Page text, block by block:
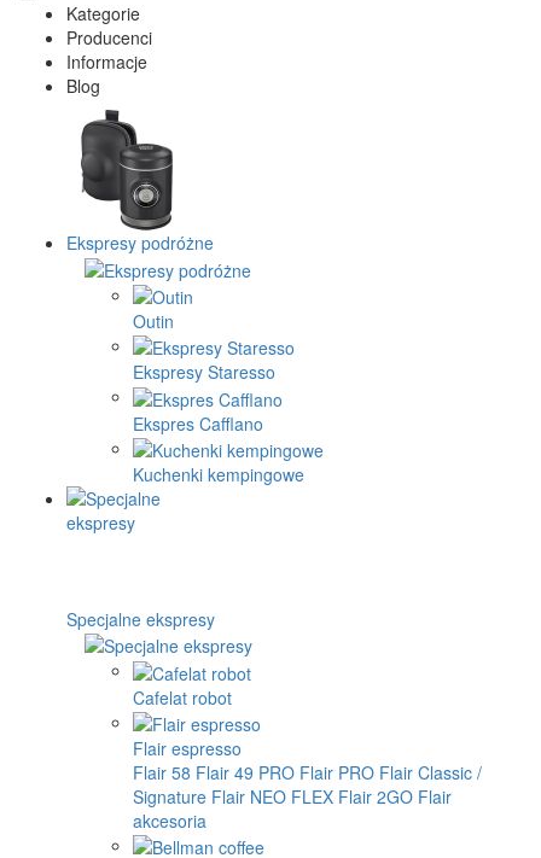
Kategorie
Producenci
Informacje
Blog
Ekspresy podróżne
Outin
Ekspresy Staresso
Ekspres Cafflano
Kuchenki kempingowe
Specjalne ekspresy
Cafelat robot
Flair espresso
Flair 58 Flair 49 PRO Flair PRO Flair Classic /
Signature Flair NEO FLEX Flair 2GO Flair
akcesoria